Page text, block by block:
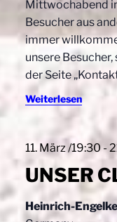
Mittwochabend
Besucher aus
immer
unsere
der Seite
Weiterlesen
UNSER
11. März /19:30-
Heinrich-